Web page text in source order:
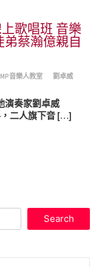
歌唱班 音樂
蔡瀚億親自
音樂人教室
劉卓威
演奏家劉卓威
，二人旗下音 […]